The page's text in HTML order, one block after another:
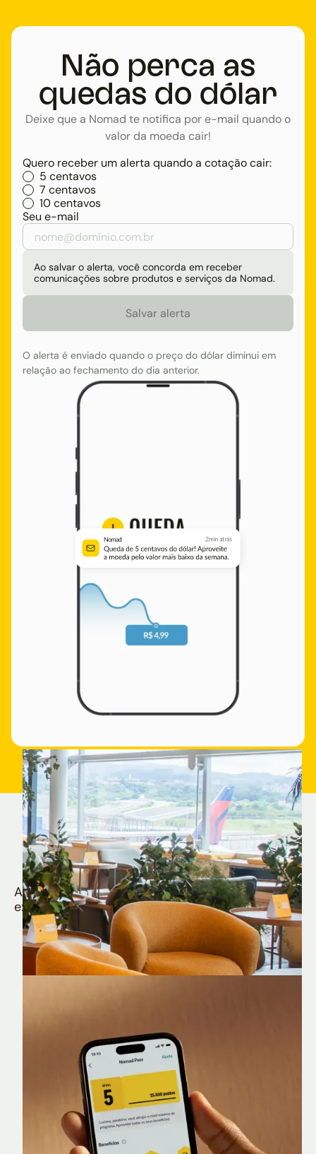
Não perca as
quedas do dólar
Deixe que a Nomad te notifica por e-mail quando o
valor da moeda cair!
Quero receber um alerta quando a cotação cair:
5 centavos
7 centavos
10 centavos
Seu e-mail
Ao salvar o alerta, você concorda em receber
comunicações sobre produtos e serviços da Nomad.
O alerta é enviado quando o preço do dólar diminui em
relação ao fechamento do dia anterior.
Quem é Nomad tem
muito mais
Aproveite todos os benefícios e vantagens
exclusivas da sua Conta Internacional
Nomad Lounge
Sala VIP no Aeroporto de Guarulhos